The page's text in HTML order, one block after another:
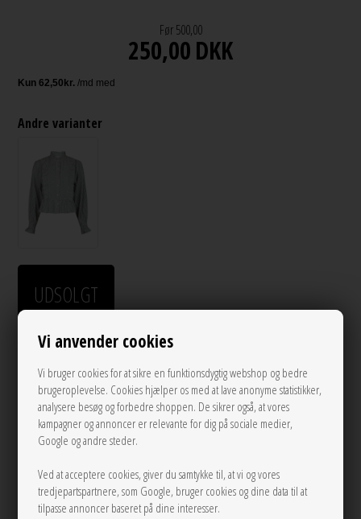
Vi anvender cookies
Vi bruger cookies for at sikre en funktionsdygtig webshop og bedre
brugeroplevelse. Cookies hjælper os med at lave anonyme statistikker,
analysere besøg og forbedre shoppen. De sikrer også, at vores
kampagner og annoncer er relevante for dig på sociale medier,
Google og andre steder.
Ved at acceptere cookies, giver du samtykke til, at vi og vores
tredjepartspartnere, som Google, bruger cookies og dine data til at
tilpasse annoncer baseret på dine interesser.
Før 500,00
250,00DKK
Andre varianter
UDSOLGT
LÆG I KURVEN
Tilføj til Ønskeskyen
Smuk lyseblå bluse fra Neo Noir i en let blød bomuldskvalitet. Blusen har
gennemgående knaplukning, flæsedetaljer, broderie anglaise på de løse
Mål Str. 38:
Brystomkreds: 104 cm